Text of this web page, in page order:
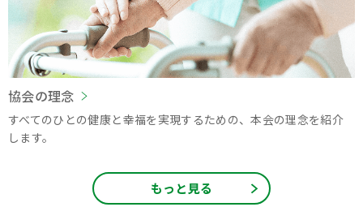
協会の理念
すべてのひとの健康と幸福を実現するための、本会の理念を紹介
します。
もっと見る